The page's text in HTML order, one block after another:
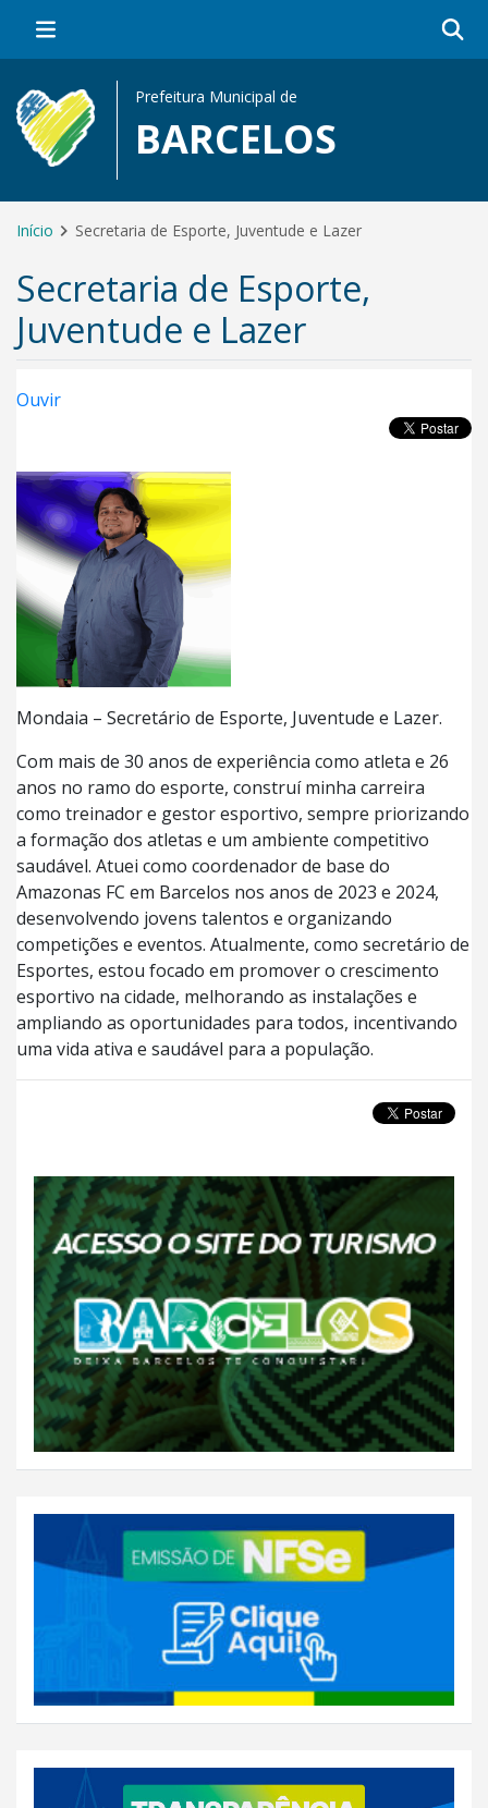
Prefeitura Municipal de
BARCELOS
Início Secretaria de Esporte, Juventude e Lazer
Secretaria de Esporte,
Juventude e Lazer
Ouvir
Mondaia – Secretário de Esporte, Juventude e Lazer.
Com mais de 30 anos de experiência como atleta e 26
anos no ramo do esporte, construí minha carreira
como treinador e gestor esportivo, sempre priorizando
a formação dos atletas e um ambiente competitivo
saudável. Atuei como coordenador de base do
Amazonas FC em Barcelos nos anos de 2023 e 2024,
desenvolvendo jovens talentos e organizando
competições e eventos. Atualmente, como secretário de
Esportes, estou focado em promover o crescimento
esportivo na cidade, melhorando as instalações e
ampliando as oportunidades para todos, incentivando
uma vida ativa e saudável para a população.